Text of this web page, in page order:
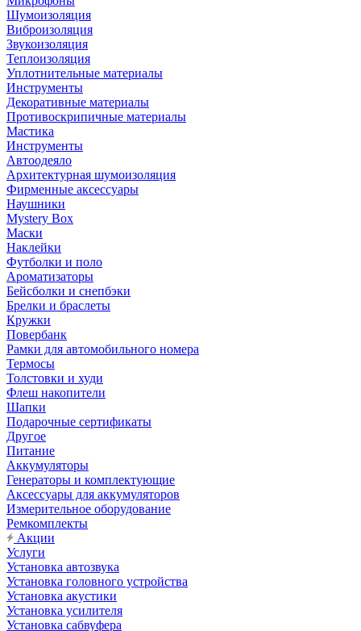
Шумоизоляция
Виброизоляция
Звукоизоляция
Теплоизоляция
Уплотнительные материалы
Инструменты
Декоративные материалы
Противоскрипичные материалы
Мастика
Инструменты
Автоодеяло
Архитектурная шумоизоляция
Фирменные аксессуары
Наушники
Mystery Box
Маски
Наклейки
Футболки и поло
Ароматизаторы
Бейсболки и снепбэки
Брелки и браслеты
Кружки
Повербанк
Рамки для автомобильного номера
Термосы
Толстовки и худи
Флеш накопители
Шапки
Подарочные сертификаты
Другое
Питание
Аккумуляторы
Генераторы и комплектующие
Аксессуары для аккумуляторов
Измерительное оборудование
Ремкомплекты
Акции
Услуги
Установка автозвука
Установка головного устройства
Установка акустики
Установка усилителя
Установка сабвуфера